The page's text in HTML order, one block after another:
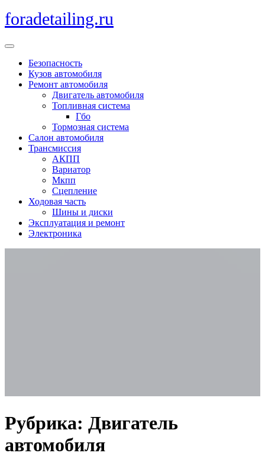
Перейти
к
foradetailing.ru
Кнопка
ОткрытьБезопасность
Кузов автомобиля
Ремонт автомобиля
Двигатель автомобиля
Топливная система
Гбо
Тормозная система
Салон автомобиля
Трансмиссия
АКПП
Вариатор
Мкпп
Сцепление
Ходовая часть
Шины и диски
Эксплуатация и ремонт
Электроника
Рубрика: Двигатель
автомобиля